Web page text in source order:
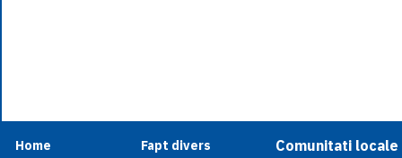
Home
Fapt divers
Comunitati locale